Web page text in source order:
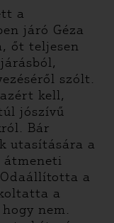
a
járó Géza
őt teljesen
szólt.
kell,
jószívű
Bár
utasítására a
átmeneti
a
a
nem.